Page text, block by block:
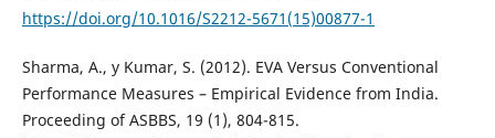
https://doi.org/10.1016/S2212-5671(15)00877-1
Sharma, A., y Kumar, S. (2012). EVA Versus Conventional
Performance Measures – Empirical Evidence from India.
Proceeding of ASBBS, 19 (1), 804-815.